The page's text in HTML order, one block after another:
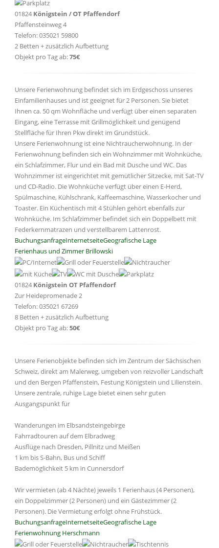
01824 Königstein / OT Pfaffendorf
Pfaffensteinweg 4
Telefon: 035021 59800
2 Betten + zusätzlich Aufbettung
Objekt pro Tag ab:75€
Unsere Ferienwohnung befindet sich im Erdgeschoss unseres
Einfamilienhauses und ist geeignet für 2 Personen. Sie bietet
Ihnen ca. 50 qm Wohnfläche und verfügt über einen separaten
Eingang, eine Terrasse mit Grillmöglichkeit und genügend
Stellfläche für Ihren Pkw direkt im Grundstück.
Unsere Ferienwohnung ist eine Nichtraucherwohnung. In der
Ferienwohnung befinden sich ein Wohnzimmer mit Wohnküche,
ein Schlafzimmer, Flur und ein Bad mit Dusche und WC. Das
Wohnzimmer ist eingerichtet mit gemütlicher Sitzecke, mit Sat-TV
und CD-Radio. Die Wohnküche verfügt über einen E-Herd,
Spülmaschine, Kühlschrank, Kaffeemaschine, Wasserkocher und
Toaster. Ein Küchentisch mit 4 Stühlen gehört ebenfalls zur
Wohnküche. Im Schlafzimmer befindet sich ein Doppelbett mit
Federkernmatrazen und verstellbarem Lattenrost.
BuchungsanfrageInternetseiteGeografische Lage
Ferienhaus und Zimmer Brillowski
01824 Königstein OT Pfaffendorf
Zur Heidepromenade 2
Telefon: 035021 67269
8 Betten + zusätzlich Aufbettung
Objekt pro Tag ab:50€
Unsere Ferienobjekte befinden sich im Zentrum der Sächsischen
Schweiz, direkt am Malerweg, umgeben von reizvoller Landschaft
und den Bergen Pfaffenstein, Festung Königstein und Lilienstein.
Unsere zentrale, ruhige Lage bietet einen sehr guten
Ausgangspunkt für
Wanderungen im Elbsandsteingebirge
Fahrradtouren auf dem Elbradweg
Ausflüge nach Dresden, Pillnitz und Meißen
1 km bis S-Bahn, Bus und Schiff
Bademöglichkeit 5 km in Cunnersdorf
Wir vermieten (ab 4 Nächte) jeweils 1 Ferienhaus (4 Personen),
ein Doppelzimmer (2 Personen) und ein Gästezimmer (2
Personen). Die Vermietung erfolgt ohne Frühstück.
BuchungsanfrageInternetseiteGeografische Lage
Ferienwohnung Herschmann